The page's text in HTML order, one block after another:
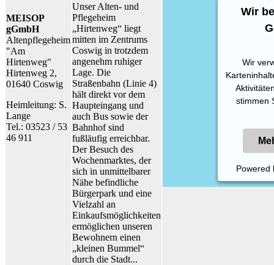
MEISOP
gGmbH
Altenpflegeheim
"Am
Hirtenweg"
Hirtenweg 2,
01640 Coswig
Heimleitung: S.
Lange
Tel.: 03523 / 53
46 911
Unser Alten- und
Pflegeheim
„Hirtenweg“ liegt
mitten im Zentrums
Coswig in trotzdem
angenehm ruhiger
Lage. Die
Straßenbahn (Linie 4)
hält direkt vor dem
Haupteingang und
auch Bus sowie der
Bahnhof sind
fußläufig erreichbar.
Der Besuch des
Wochenmarktes, der
sich in unmittelbarer
Nähe befindliche
Bürgerpark und eine
Vielzahl an
Einkaufsmöglichkeiten
ermöglichen unseren
Bewohnern einen
„kleinen Bummel“
durch die Stadt...
Wir
Wir
stimmen
Powered